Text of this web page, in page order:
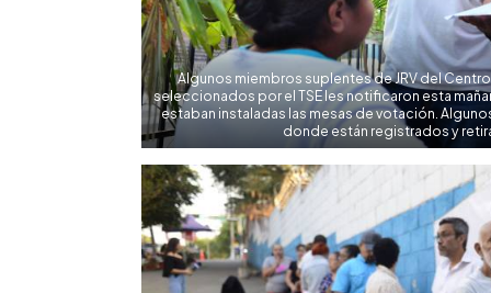
Algunos miembros suplentes de JRV del
seleccionados por el TSE les notificaron esta
estaban instaladas las mesas de votación.
donde están registrados y